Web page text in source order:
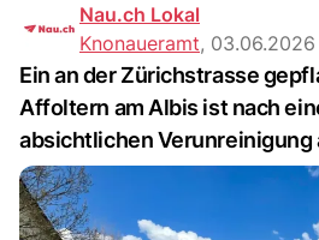
Nau.ch Lokal
Knonaueramt, 03.06.2026
Ein an der Zürichstrasse
Affoltern am Albis ist nach
absichtlichen Verunreinigung